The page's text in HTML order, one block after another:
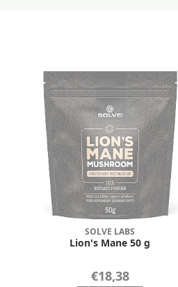
SOLVE LABS
Lion's Mane 50 g
€18,38